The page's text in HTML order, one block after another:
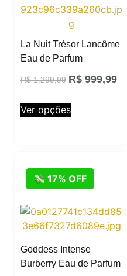
La Nuit Trésor Lancôme
Eau de Parfum
R$1.299,99 R$ 999,99
Ver opções
💸 17% OFF
Goddess Intense
Burberry Eau de Parfum